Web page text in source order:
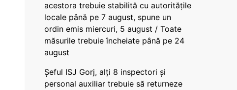
acestora trebuie stabilită cu autoritățile
locale până pe 7 august, spune un
ordin emis miercuri, 5 august / Toate
măsurile trebuie încheiate până pe 24
august
Șeful ISJ Gorj, alți 8 inspectori și
personal auxiliar trebuie să returneze